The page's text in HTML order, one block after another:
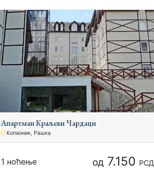
Апартман Краљеви Чардаци
Копаоник, Рашка
1 ноћење од7.150 РСД